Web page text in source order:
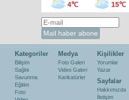
4℃
15℃
Kategoriler
Bilişim
Sağlık
Savunma
Eğitim
Foto
Medya
Foto Galeri
Video Galeri
Karikatürler
Kişilikler
Yorumlar
Yazar
Sayfalar
Hakkımızda
İletişim